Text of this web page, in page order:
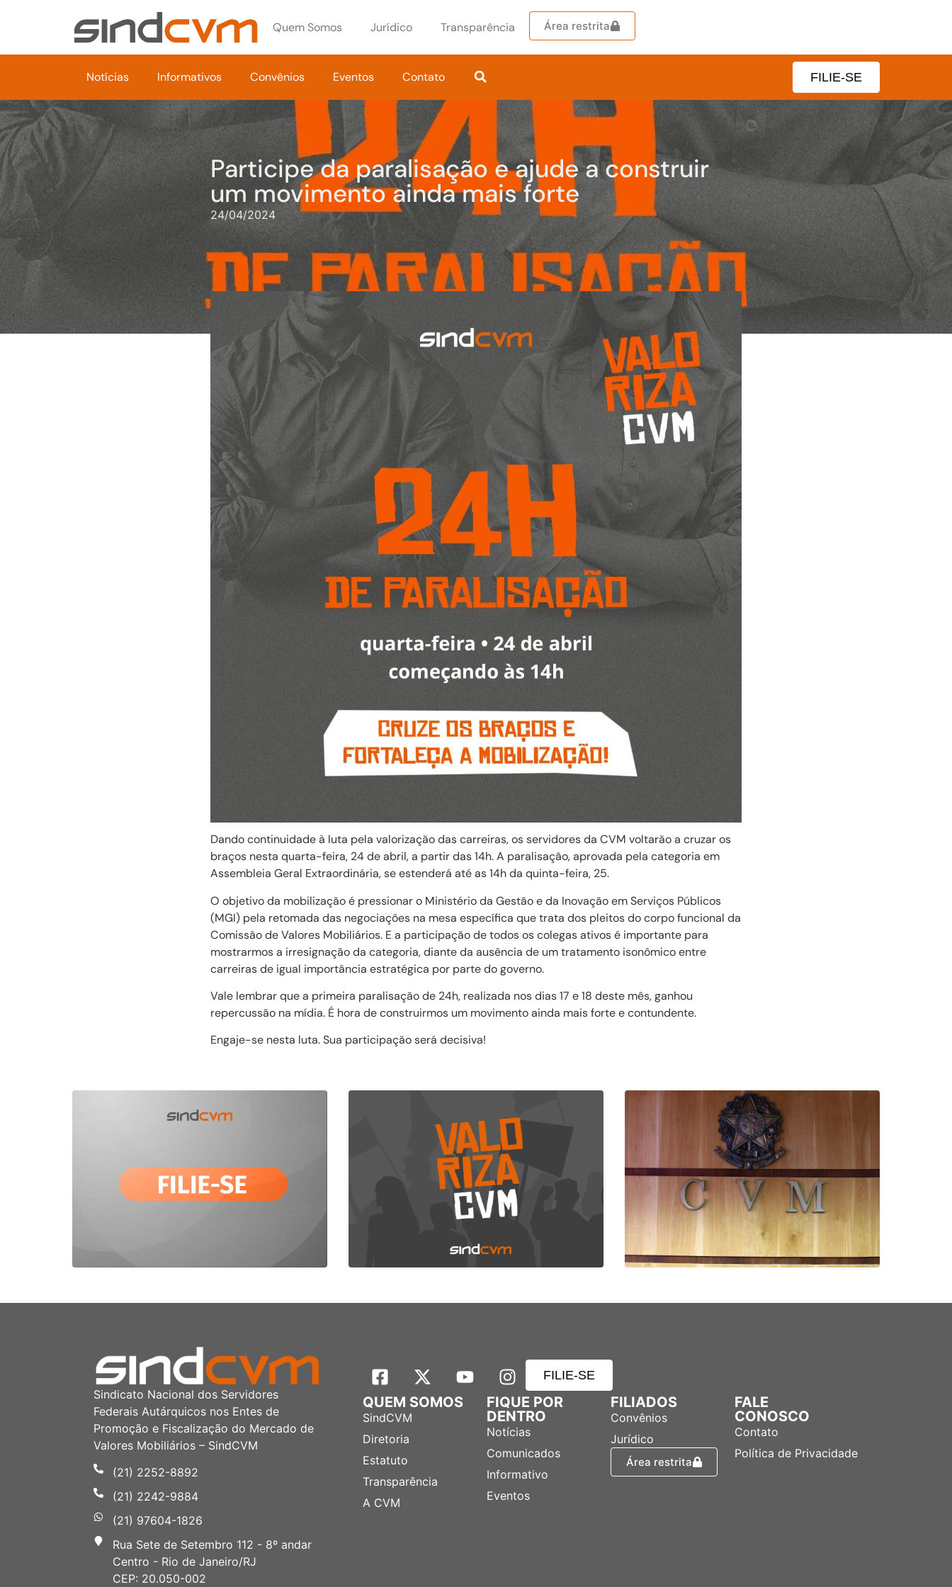
Quem Somos Jurídico Transparência Área restrita
Notícias Informativos Convênios Eventos Contato FILIE-SE
Participe da paralisação e ajude a construir
um movimento ainda mais forte
24/04/2024
Dando continuidade à luta pela valorização das carreiras, os servidores da CVM voltarão a cruzar os
braços nesta quarta-feira, 24 de abril, a partir das 14h. A paralisação, aprovada pela categoria em
Assembleia Geral Extraordinária, se estenderá até as 14h da quinta-feira, 25.
O objetivo da mobilização é pressionar o Ministério da Gestão e da Inovação em Serviços Públicos
(MGI) pela retomada das negociações na mesa específica que trata dos pleitos do corpo funcional da
Comissão de Valores Mobiliários. E a participação de todos os colegas ativos é importante para
mostrarmos a irresignação da categoria, diante da ausência de um tratamento isonômico entre
carreiras de igual importância estratégica por parte do governo.
Vale lembrar que a primeira paralisação de 24h, realizada nos dias 17 e 18 deste mês, ganhou
repercussão na mídia. É hora de construirmos um movimento ainda mais forte e contundente.
Engaje-se nesta luta. Sua participação será decisiva!
Sindicato Nacional dos Servidores
Federais Autárquicos nos Entes de
Promoção e Fiscalização do Mercado de
Valores Mobiliários – SindCVM
(21) 2252-8892
(21) 2242-9884
(21) 97604-1826
Rua Sete de Setembro 112 - 8º andar
Centro - Rio de Janeiro/RJ
CEP: 20.050-002
FILIE-SE
QUEM SOMOS
SindCVM
Diretoria
Estatuto
Transparência
A CVM
FIQUE POR
DENTRO
Notícias
Comunicados
Informativo
Eventos
FILIADOS
Convênios
Jurídico
Área restrita
FALE
CONOSCO
Contato
Política de Privacidade